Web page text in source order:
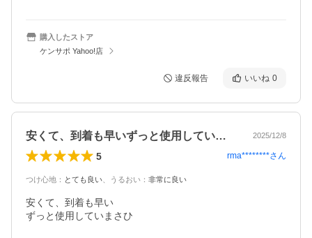
購入したストア
ケンサポ Yahoo!店
違反報告 いいね 0
安くて、到着も早いずっと使用していまさ… 2025/12/8
5 rma********さん
つけ心地 ： とても良い うるおい ： 非常に良い
安くて、到着も早い
ずっと使用していまさひ